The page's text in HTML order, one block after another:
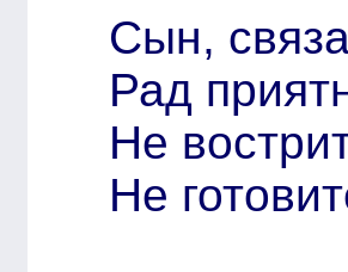
Сын,
Рад
Не
Не